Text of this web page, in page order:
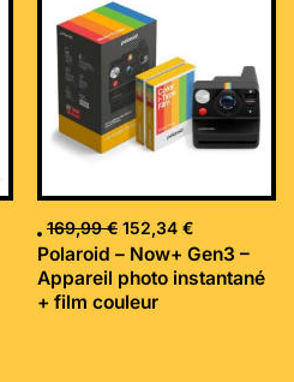
169,99€
initial
était :
169,99 €.
152,34 €
Polaroid – Now+ Gen3 –
Appareil photo instantané
+ film couleur